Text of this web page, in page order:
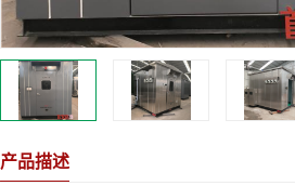
产品描述